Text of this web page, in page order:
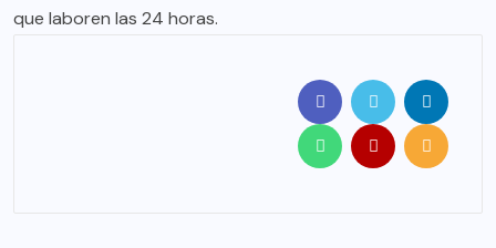
que laboren las 24 horas.